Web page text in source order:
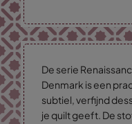
De serie
Denmark is een
subtiel, verfijnd
je quilt geeft. De